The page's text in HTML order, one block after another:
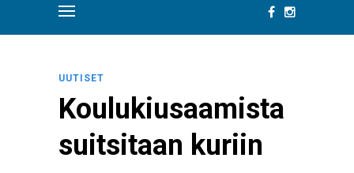
UUTISET
Koulukiusaamista
suitsitaan kuriin